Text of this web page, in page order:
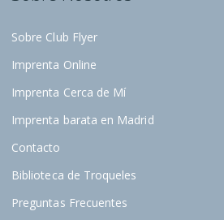
Sobre Club Flyer
Imprenta Online
Imprenta Cerca de Mí
Imprenta barata en Madrid
Contacto
Biblioteca de Troqueles
Preguntas Frecuentes